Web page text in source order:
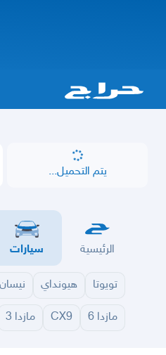
يتم التحميل...
الرئيسية سيارات
تويوتا هيونداي نيسان
مازدا 6 CX9 مازدا 3